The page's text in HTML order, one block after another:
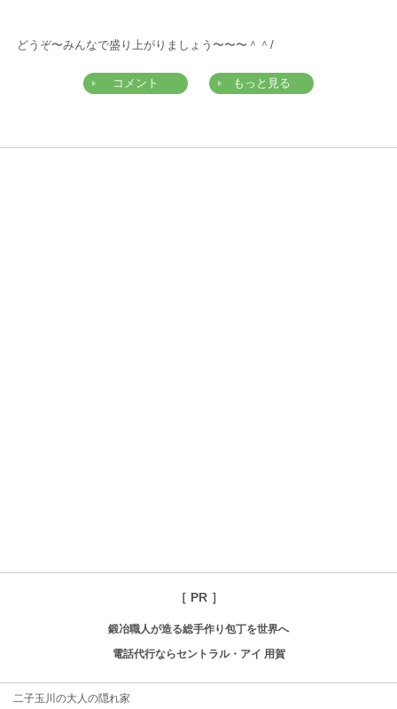
どうぞ〜みんなで盛り上がりましょう〜〜〜＾＾/
コメント もっと見る
［ PR ］
鍛冶職人が造る総手作り包丁を世界へ
電話代行ならセントラル・アイ 用賀
二子玉川の大人の隠れ家